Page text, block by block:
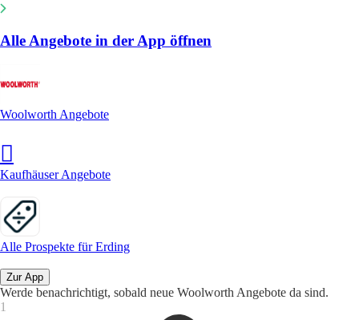
Alle Angebote in der App öffnen
Woolworth Angebote
Kaufhäuser Angebote
Alle Prospekte für Erding
Zur App
Werde benachrichtigt, sobald neue Woolworth Angebote da sind.